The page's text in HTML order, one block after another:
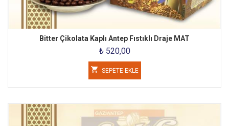
Bitter Çikolata Kaplı Antep Fıstıklı Draje MAT
₺ 520,00
SEPETE EKLE